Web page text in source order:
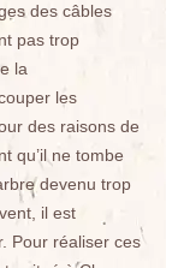
des câbles
pas trop
la
les
des raisons de
qu’il ne tombe
devenu trop
il est
Pour réaliser ces